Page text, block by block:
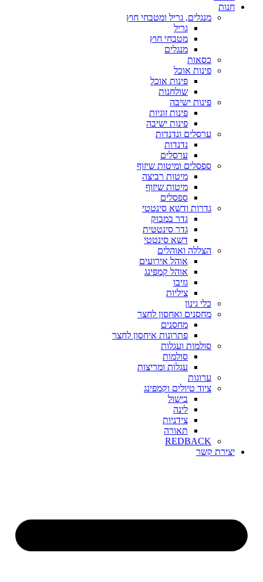
חנות
מנגלים, גריל ומטבחי חוץ
גריל
מטבחי חוץ
מנגלים
כסאות
פינות אוכל
פינות אוכל
שולחנות
פינות ישיבה
פינות זוגיות
פינות ישיבה
ערסלים ונדנדות
נדנדות
ערסלים
ספסלים ומיטות שיזוף
מיטות רביצה
מיטות שיזוף
ספסלים
גדרות ודשא סינטטי
גדר במבוק
גדר סינטטית
דשא סינטטי
הצללה ואוהלים
אוהל אירועים
אוהל קמפינג
גזיבו
ציליות
כלי גינון
מחסנים ואחסון לחצר
מחסנים
פתרונות איחסון לחצר
סולמות ועגלות
סולמות
עגלות ומריצות
ערוגות
ציוד טיולים וקמפינג
בישול
לינה
צידניות
תאורה
REDBACK
יצירת קשר